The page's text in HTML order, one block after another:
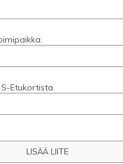
Etukortista
LISÄÄ LIITE